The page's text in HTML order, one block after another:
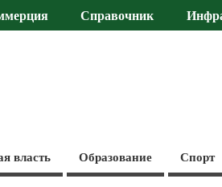
Справочник
власть Образование Спорт